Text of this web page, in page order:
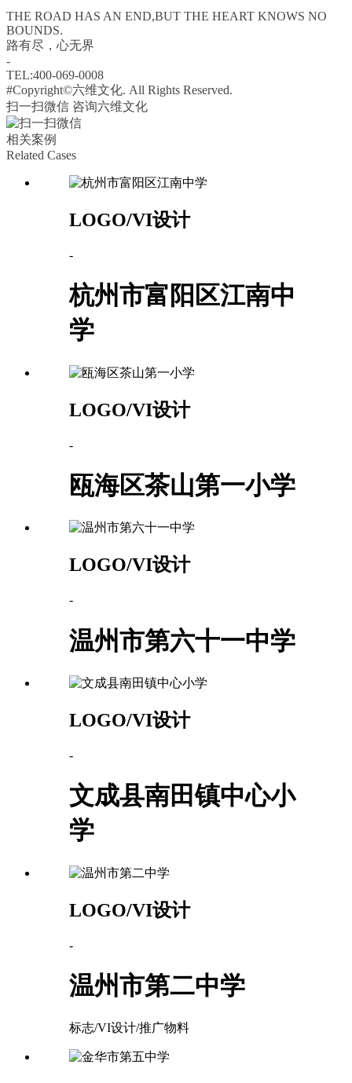
THE ROAD HAS AN END,BUT THE HEART KNOWS NO
BOUNDS.
路有尽，心无界
-
TEL:400-069-0008
#Copyright©六维文化. All Rights Reserved.
扫一扫微信 咨询六维文化
相关案例
Related Cases
LOGO/VI设计
-
杭州市富阳区江南中
学
LOGO/VI设计
-
瓯海区茶山第一小学
LOGO/VI设计
-
温州市第六十一中学
LOGO/VI设计
-
文成县南田镇中心小
学
LOGO/VI设计
-
温州市第二中学
标志/VI设计/推广物料